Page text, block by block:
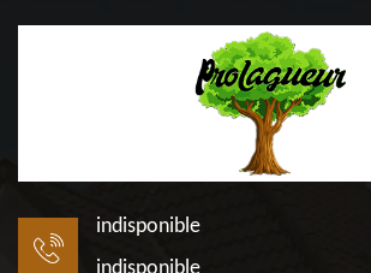
indisponible